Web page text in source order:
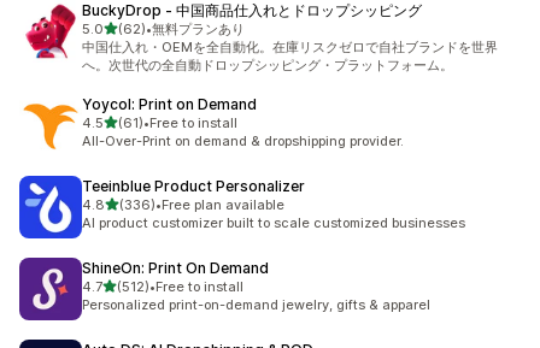
BuckyDrop ‑ 中国商品仕入れとドロップシッピング
5.05つ星中
(62)
合計レビュー数：62件
•無料プランあり
中国仕入れ・OEMを全自動化。在庫リスクゼロで自社ブランドを世界
へ。次世代の全自動ドロップシッピング・プラットフォーム。
Yoycol: Print on Demand
4.55つ星中
(61)
合計レビュー数：61件
•Free to install
All-Over-Print on demand & dropshipping provider.
Teeinblue Product Personalizer
4.85つ星中
(336)
合計レビュー数：336件
•Free plan available
AI product customizer built to scale customized businesses
ShineOn: Print On Demand
4.75つ星中
(512)
合計レビュー数：512件
•Free to install
Personalized print-on-demand jewelry, gifts & apparel